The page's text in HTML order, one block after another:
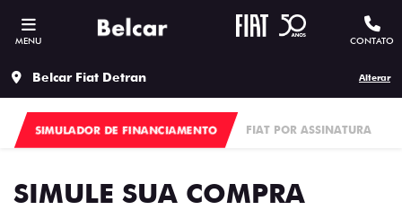
MENU CONTATO
Belcar Fiat Detran Alterar
SIMULADOR DE FINANCIAMENTO FIAT POR ASSINATURA
SIMULE SUA COMPRA